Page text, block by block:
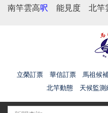
南竿雲高呎 能見度 北竿
立榮訂票 華信訂票 馬祖候
北竿動態
天候監測